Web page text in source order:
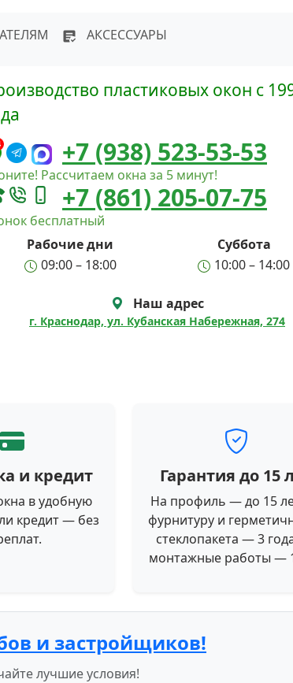
АКСЕССУАРЫ
пластиковых окон с
+7 (938) 523-53-53
Рассчитаем окна за 5 минут!
+7 (861) 205-07-75
бесплатный
Рабочие дни
Суббота
09:00 – 18:00
10:00 – 14:00
Наш адрес
г. Краснодар, ул. Кубанская Набережная, 274
и кредит
в удобную
кредит — без
Гарантия до 15
На профиль — до 15
фурнитуру и
стеклопакета — 3
монтажные работы —
и застройщиков!
лучшие условия!